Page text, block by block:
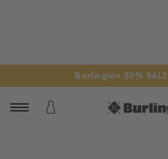
Burlington 50% SALE